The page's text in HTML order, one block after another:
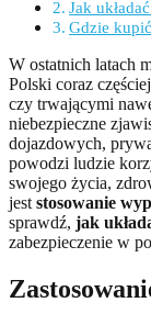
Jak
Gdzie
W ostatnich latach
Polski coraz
czy trwającymi
niebezpieczne
dojazdowych,
powodzi ludzie
swojego życia,
jest stosowanie
sprawdź, jak
zabezpieczenie w